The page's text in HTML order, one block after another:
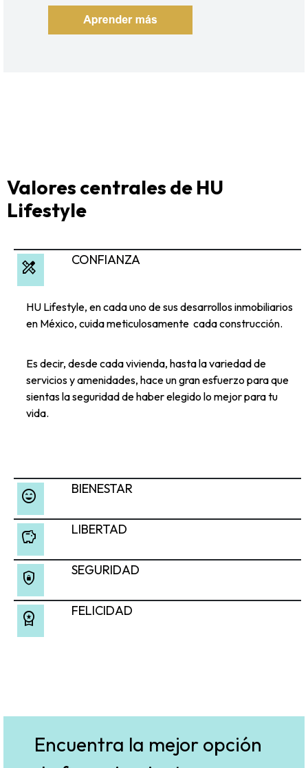
Valores centrales de HU
Lifestyle
CONFIANZA
design_services
HU Lifestyle, en cada uno de sus desarrollos inmobiliarios
en México, cuida meticulosamente cada construcción.
Es decir, desde cada vivienda, hasta la variedad de
servicios y amenidades, hace un gran esfuerzo para que
sientas la seguridad de haber elegido lo mejor para tu
vida.
BIENESTAR
sentiment_very_satisfied
LIBERTAD
savings
SEGURIDAD
shield_lock
FELICIDAD
workspace_premium
Encuentra la mejor opción